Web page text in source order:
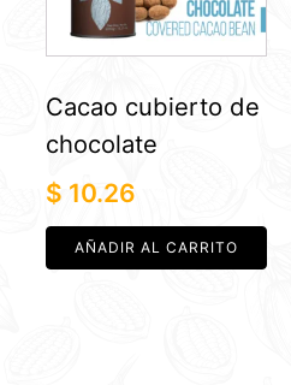
Cacao cubierto de
chocolate
$ 10.26
AÑADIR AL CARRITO